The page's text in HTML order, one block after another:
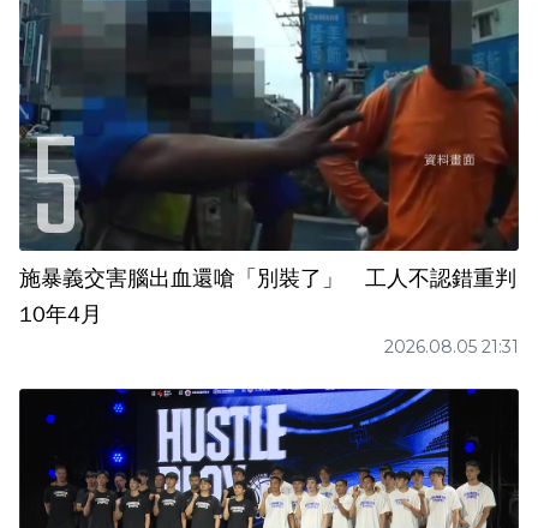
施暴義交害腦出血還嗆「別裝了」 工人不認錯重判
10年4月
2026.08.05 21:31